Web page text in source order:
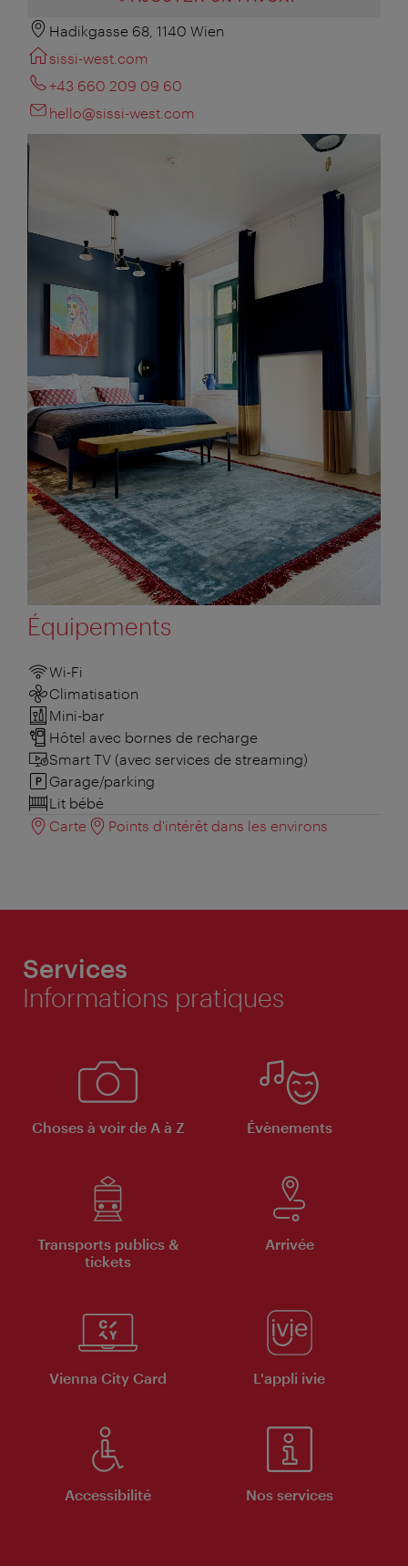
Hadikgasse 68, 1140 Wien
sissi-west.com
+43 660 209 09 60
hello@sissi-west.com
Équipements
Wi-Fi
Climatisation
Mini-bar
Hôtel avec bornes de recharge
Smart TV (avec services de streaming)
Garage/parking
Lit bébé
Carte
Points d'intérêt dans les environs
Services
Informations pratiques
Choses à voir de A à Z Évènements
Transports publics &
tickets
Arrivée
Vienna City Card L'appli ivie
Accessibilité Nos services